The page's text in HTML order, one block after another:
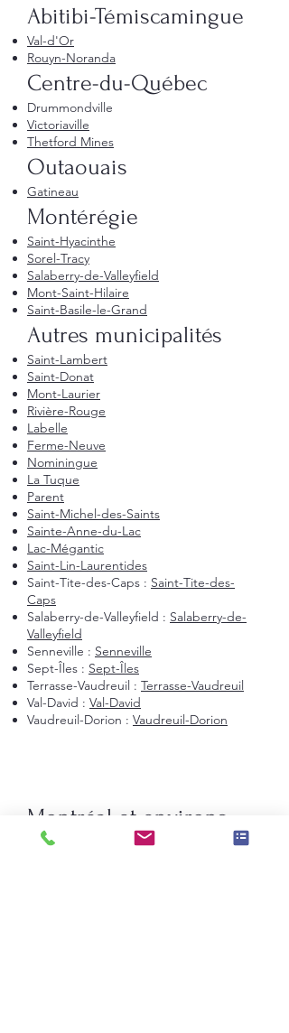
Abitibi-Témiscamingue
Val-d'Or
Rouyn-Noranda
Centre-du-Québec
Drummondville
Victoriaville
Thetford Mines
Outaouais
Gatineau
Montérégie
Saint-Hyacinthe
Sorel-Tracy
Salaberry-de-Valleyfield
Mont-Saint-Hilaire
Saint-Basile-le-Grand
Autres municipalités
Saint-Lambert
Saint-Donat
Mont-Laurier
Rivière-Rouge
Labelle
Ferme-Neuve
Nominingue
La Tuque
Parent
Saint-Michel-des-Saints
Sainte-Anne-du-Lac
Lac-Mégantic
Saint-Lin-Laurentides
Saint-Tite-des-Caps : Saint-Tite-des-
Caps
Salaberry-de-Valleyfield : Salaberry-de-
Valleyfield
Senneville : Senneville
Sept-Îles : Sept-Îles
Terrasse-Vaudreuil : Terrasse-Vaudreuil
Val-David : Val-David
Vaudreuil-Dorion : Vaudreuil-Dorion
Montréal et environs
Montréal